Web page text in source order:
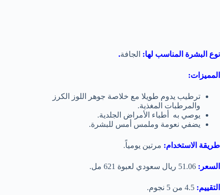
نوع البشرة المناسب لها: الجافة.
المميزات:
ترطيب يدوم طويلا مع خلاصة جوهر اللوز الكرز
والمرطبات المغذية.
يوصي به أطباء الأمراض الجلدية.
يضفي نعومة وملمس أمس للبشرة.
طريقة الاستخدام: مرتين يومياً.
السعر: 51.06 ريال سعودي لعبوة 621 مل.
التقييم: 4.5 من 5 نجوم.